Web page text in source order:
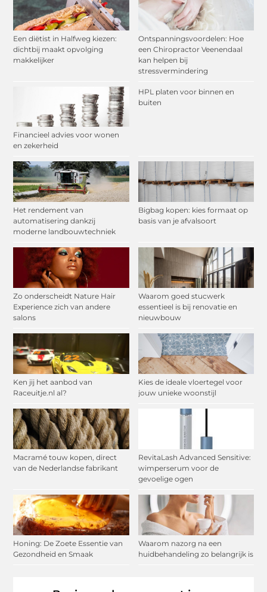
Een diëtist in Halfweg kiezen:
dichtbij maakt opvolging
makkelijker
Ontspanningsvoordelen: Hoe
een Chiropractor Veenendaal
kan helpen bij
stressvermindering
Financieel advies voor wonen
en zekerheid
HPL platen voor binnen en
buiten
Het rendement van
automatisering dankzij
moderne landbouwtechniek
Bigbag kopen: kies formaat op
basis van je afvalsoort
Zo onderscheidt Nature Hair
Experience zich van andere
salons
Waarom goed stucwerk
essentieel is bij renovatie en
nieuwbouw
Ken jij het aanbod van
Raceuitje.nl al?
Kies de ideale vloertegel voor
jouw unieke woonstijl
Macramé touw kopen, direct
van de Nederlandse fabrikant
RevitaLash Advanced Sensitive:
wimperserum voor de
gevoelige ogen
Honing: De Zoete Essentie van
Gezondheid en Smaak
Waarom nazorg na een
huidbehandeling zo belangrijk is